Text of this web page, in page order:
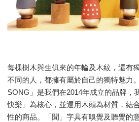
每棵樹木與生俱來的年輪及木紋，還有
不同的人，都擁有屬於自己的獨特魅力
SONG」是我們在2014年成立的品牌，
快樂」為核心，並運用木頭為材質，結
性的商品。「聞」字具有嗅覺及聽覺的